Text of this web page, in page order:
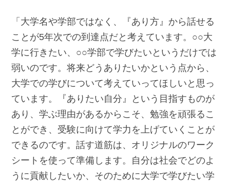
「大学名や学部ではなく、『あり方』から話せる
ことが5年次での到達点だと考えています。○○大
学に行きたい、○○学部で学びたいというだけでは
弱いのです。将来どうありたいかという点から、
大学での学びについて考えていってほしいと思っ
ています。『ありたい自分』という目指すものが
あり、学ぶ理由があるからこそ、勉強を頑張るこ
とができ、受験に向けて学力を上げていくことが
できるのです。話す道筋は、オリジナルのワーク
シートを使って準備します。自分は社会でどのよ
うに貢献したいか、そのために大学で学びたい学